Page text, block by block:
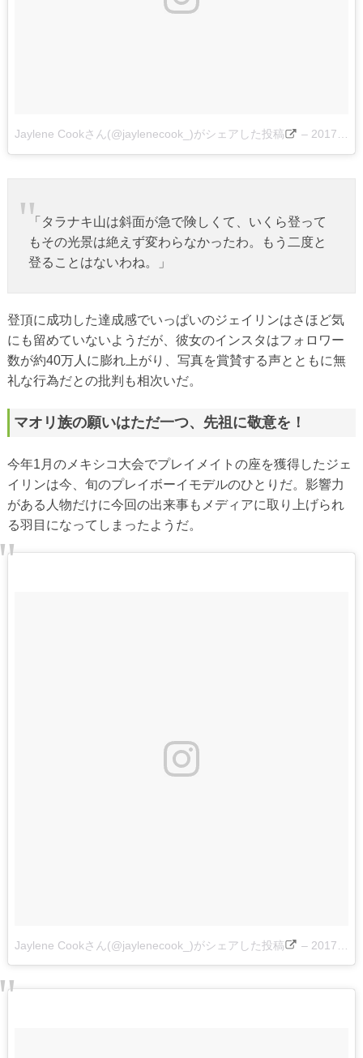
Jaylene Cookさん(@jaylenecook_)がシェアした投稿 – 2017 2月 5 10:38午後 PST
「タラナキ山は斜面が急で険しくて、いくら登って
もその光景は絶えず変わらなかったわ。もう二度と
登ることはないわね。」
登頂に成功した達成感でいっぱいのジェイリンはさほど気
にも留めていないようだが、彼女のインスタはフォロワー
数が約40万人に膨れ上がり、写真を賞賛する声とともに無
礼な行為だとの批判も相次いだ。
マオリ族の願いはただ一つ、先祖に敬意を！
今年1月のメキシコ大会でプレイメイトの座を獲得したジェ
イリンは今、旬のプレイボーイモデルのひとりだ。影響力
がある人物だけに今回の出来事もメディアに取り上げられ
る羽目になってしまったようだ。
Jaylene Cookさん(@jaylenecook_)がシェアした投稿 – 2017 4月 10 11:28午後 PDT